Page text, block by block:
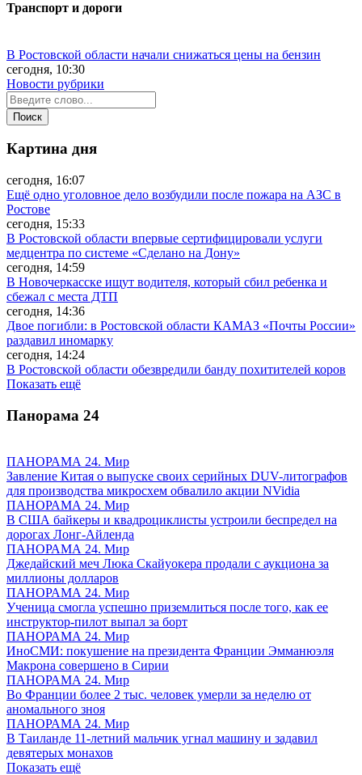
Транспорт и дороги
В Ростовской области начали снижаться цены на бензин
сегодня, 10:30
Новости рубрики
Картина дня
сегодня, 16:07
Ещё одно уголовное дело возбудили после пожара на АЗС в
Ростове
сегодня, 15:33
В Ростовской области впервые сертифицировали услуги
медцентра по системе «Сделано на Дону»
сегодня, 14:59
В Новочеркасске ищут водителя, который сбил ребенка и
сбежал с места ДТП
сегодня, 14:36
Двое погибли: в Ростовской области КАМАЗ «Почты России»
раздавил иномарку
сегодня, 14:24
В Ростовской области обезвредили банду похитителей коров
Показать ещё
Панорама 24
ПАНОРАМА 24. Мир
Завление Китая о выпуске своих серийных DUV-литографов
для производства микросхем обвалило акции NVidia
ПАНОРАМА 24. Мир
В США байкеры и квадроциклисты устроили беспредел на
дорогах Лонг-Айленда
ПАНОРАМА 24. Мир
Джедайский меч Люка Скайуокера продали с аукциона за
миллионы долларов
ПАНОРАМА 24. Мир
Ученица смогла успешно приземлиться после того, как ее
инструктор-пилот выпал за борт
ПАНОРАМА 24. Мир
ИноСМИ: покушение на президента Франции Эмманюэля
Макрона совершено в Сирии
ПАНОРАМА 24. Мир
Во Франции более 2 тыс. человек умерли за неделю от
аномального зноя
ПАНОРАМА 24. Мир
В Таиланде 11-летний мальчик угнал машину и задавил
девятерых монахов
Показать ещё